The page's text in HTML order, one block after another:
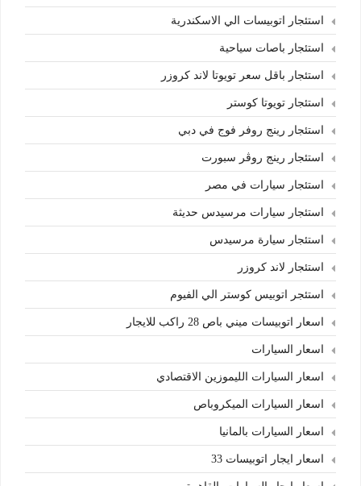
استئجار اتوبيسات الي الاسكندرية
استئجار باصات سياحية
استئجار باقل سعر تويوتا لاند كروزر
استئجار تويوتا كوستر
استئجار رينج روفر فوج في دبي
استئجار رينج روڤر سبورت
استئجار سيارات في مصر
استئجار سيارات مرسيدس حديثة
استئجار سيارة مرسيدس
استئجار لاند كروزر
استئجر اتوبيس كوستر الي الفيوم
اسعار اتوبيسات ميني باص 28 راكب للايجار
اسعار السيارات
اسعار السيارات الليموزين الاقتصادي
اسعار السيارات الميكروباص
اسعار السيارات بالمانيا
اسعار ايجار اتوبيسات 33